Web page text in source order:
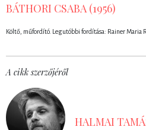
BÁTHORI CSABA (1956)
Költő, műfordító. Legutóbbi fordítása: Rainer Maria
A cikk szerzőjéről
HALMAI